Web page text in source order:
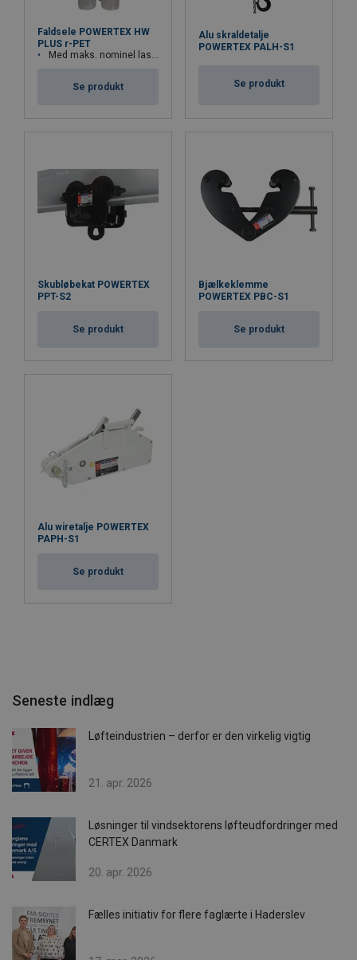
Faldsele POWERTEX HW
PLUS r-PET
Med maks. nominel last på 140 kg
Se produkt
Alu skraldetalje
POWERTEX PALH-S1
Se produkt
Skubløbekat POWERTEX
PPT-S2
Se produkt
Bjælkeklemme
POWERTEX PBC-S1
Se produkt
Alu wiretalje POWERTEX
PAPH-S1
Se produkt
Seneste indlæg
Løfteindustrien – derfor er den virkelig vigtig
21. apr. 2026
Løsninger til vindsektorens løfteudfordringer med
CERTEX Danmark
20. apr. 2026
Fælles initiativ for flere faglærte i Haderslev